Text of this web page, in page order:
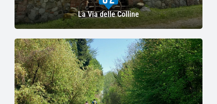
La Via delle Colline